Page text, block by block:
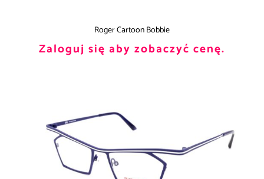
Roger Cartoon Bobbie
Zaloguj się aby zobaczyć cenę.